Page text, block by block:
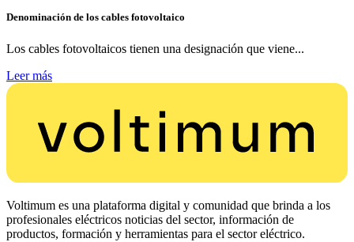
Denominación de los cables fotovoltaico
Los cables fotovoltaicos tienen una designación que viene...
Leer más
Voltimum es una plataforma digital y comunidad que brinda a los
profesionales eléctricos noticias del sector, información de
productos, formación y herramientas para el sector eléctrico.